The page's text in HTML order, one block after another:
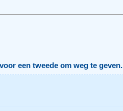
een tweede om weg te geven.